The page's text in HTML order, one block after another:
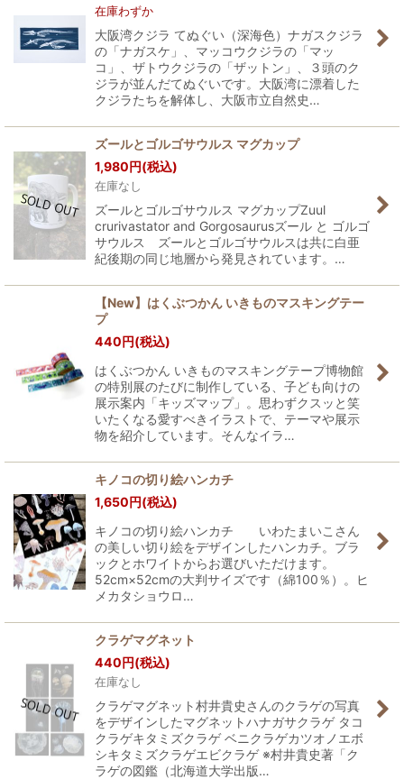
在庫わずか
大阪湾クジラ てぬぐい（深海色）ナガスクジラ
の「ナガスケ」、マッコウクジラの「マッ
コ」、ザトウクジラの「ザットン」、３頭のク
ジラが並んだてぬぐいです。大阪湾に漂着した
クジラたちを解体し、大阪市立自然史…
ズールとゴルゴサウルス マグカップ
1,980円(税込)
在庫なし
ズールとゴルゴサウルス マグカップZuul
crurivastator and Gorgosaurusズール と ゴルゴ
サウルス ズールとゴルゴサウルスは共に白亜
紀後期の同じ地層から発見されています。…
【New】はくぶつかん いきものマスキングテー
プ
440円(税込)
はくぶつかん いきものマスキングテープ博物館
の特別展のたびに制作している、子ども向けの
展示案内「キッズマップ」。思わずクスッと笑
いたくなる愛すべきイラストで、テーマや展示
物を紹介しています。そんなイラ…
キノコの切り絵ハンカチ
1,650円(税込)
キノコの切り絵ハンカチ いわたまいこさん
の美しい切り絵をデザインしたハンカチ。ブラ
ックとホワイトからお選びいただけます。
52cm×52cmの大判サイズです（綿100％）。ヒ
メカタショウロ…
クラゲマグネット
440円(税込)
在庫なし
クラゲマグネット村井貴史さんのクラゲの写真
をデザインしたマグネットハナガサクラゲ タコ
クラゲキタミズクラゲ ベニクラゲカツオノエボ
シキタミズクラゲエビクラゲ ※村井貴史著「ク
ラゲの図鑑（北海道大学出版…